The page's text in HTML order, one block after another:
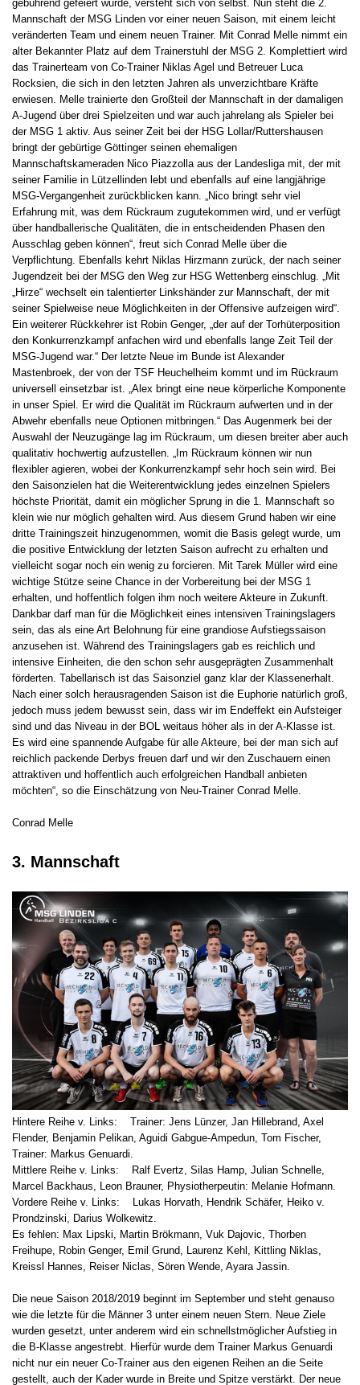
gebührend gefeiert wurde, versteht sich von selbst. Nun steht die 2.
Mannschaft der MSG Linden vor einer neuen Saison, mit einem leicht
veränderten Team und einem neuen Trainer. Mit Conrad Melle nimmt ein
alter Bekannter Platz auf dem Trainerstuhl der MSG 2. Komplettiert wird
das Trainerteam von Co-Trainer Niklas Agel und Betreuer Luca
Rocksien, die sich in den letzten Jahren als unverzichtbare Kräfte
erwiesen. Melle trainierte den Großteil der Mannschaft in der damaligen
A-Jugend über drei Spielzeiten und war auch jahrelang als Spieler bei
der MSG 1 aktiv. Aus seiner Zeit bei der HSG Lollar/Ruttershausen
bringt der gebürtige Göttinger seinen ehemaligen
Mannschaftskameraden Nico Piazzolla aus der Landesliga mit, der mit
seiner Familie in Lützellinden lebt und ebenfalls auf eine langjährige
MSG-Vergangenheit zurückblicken kann. „Nico bringt sehr viel
Erfahrung mit, was dem Rückraum zugutekommen wird, und er verfügt
über handballerische Qualitäten, die in entscheidenden Phasen den
Ausschlag geben können“, freut sich Conrad Melle über die
Verpflichtung. Ebenfalls kehrt Niklas Hirzmann zurück, der nach seiner
Jugendzeit bei der MSG den Weg zur HSG Wettenberg einschlug. „Mit
„Hirze“ wechselt ein talentierter Linkshänder zur Mannschaft, der mit
seiner Spielweise neue Möglichkeiten in der Offensive aufzeigen wird“.
Ein weiterer Rückkehrer ist Robin Genger, „der auf der Torhüterposition
den Konkurrenzkampf anfachen wird und ebenfalls lange Zeit Teil der
MSG-Jugend war.“ Der letzte Neue im Bunde ist Alexander
Mastenbroek, der von der TSF Heuchelheim kommt und im Rückraum
universell einsetzbar ist. „Alex bringt eine neue körperliche Komponente
in unser Spiel. Er wird die Qualität im Rückraum aufwerten und in der
Abwehr ebenfalls neue Optionen mitbringen.“ Das Augenmerk bei der
Auswahl der Neuzugänge lag im Rückraum, um diesen breiter aber auch
qualitativ hochwertig aufzustellen. „Im Rückraum können wir nun
flexibler agieren, wobei der Konkurrenzkampf sehr hoch sein wird. Bei
den Saisonzielen hat die Weiterentwicklung jedes einzelnen Spielers
höchste Priorität, damit ein möglicher Sprung in die 1. Mannschaft so
klein wie nur möglich gehalten wird. Aus diesem Grund haben wir eine
dritte Trainingszeit hinzugenommen, womit die Basis gelegt wurde, um
die positive Entwicklung der letzten Saison aufrecht zu erhalten und
vielleicht sogar noch ein wenig zu forcieren. Mit Tarek Müller wird eine
wichtige Stütze seine Chance in der Vorbereitung bei der MSG 1
erhalten, und hoffentlich folgen ihm noch weitere Akteure in Zukunft.
Dankbar darf man für die Möglichkeit eines intensiven Trainingslagers
sein, das als eine Art Belohnung für eine grandiose Aufstiegssaison
anzusehen ist. Während des Trainingslagers gab es reichlich und
intensive Einheiten, die den schon sehr ausgeprägten Zusammenhalt
förderten. Tabellarisch ist das Saisonziel ganz klar der Klassenerhalt.
Nach einer solch herausragenden Saison ist die Euphorie natürlich groß,
jedoch muss jedem bewusst sein, dass wir im Endeffekt ein Aufsteiger
sind und das Niveau in der BOL weitaus höher als in der A-Klasse ist.
Es wird eine spannende Aufgabe für alle Akteure, bei der man sich auf
reichlich packende Derbys freuen darf und wir den Zuschauern einen
attraktiven und hoffentlich auch erfolgreichen Handball anbieten
möchten“, so die Einschätzung von Neu-Trainer Conrad Melle.
Conrad Melle
3. Mannschaft
Hintere Reihe v. Links: Trainer: Jens Lünzer, Jan Hillebrand, Axel
Flender, Benjamin Pelikan, Aguidi Gabgue-Ampedun, Tom Fischer,
Trainer: Markus Genuardi.
Mittlere Reihe v. Links: Ralf Evertz, Silas Hamp, Julian Schnelle,
Marcel Backhaus, Leon Brauner, Physiotherpeutin: Melanie Hofmann.
Vordere Reihe v. Links: Lukas Horvath, Hendrik Schäfer, Heiko v.
Prondzinski, Darius Wolkewitz.
Es fehlen: Max Lipski, Martin Brökmann, Vuk Dajovic, Thorben
Freihupe, Robin Genger, Emil Grund, Laurenz Kehl, Kittling Niklas,
Kreissl Hannes, Reiser Niclas, Sören Wende, Ayara Jassin.
Die neue Saison 2018/2019 beginnt im September und steht genauso
wie die letzte für die Männer 3 unter einem neuen Stern. Neue Ziele
wurden gesetzt, unter anderem wird ein schnellstmöglicher Aufstieg in
die B-Klasse angestrebt. Hierfür wurde dem Trainer Markus Genuardi
nicht nur ein neuer Co-Trainer aus den eigenen Reihen an die Seite
gestellt, auch der Kader wurde in Breite und Spitze verstärkt. Der neue